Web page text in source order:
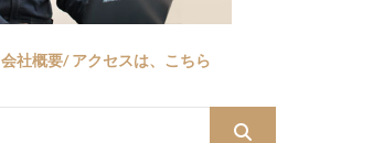
会社概要/ アクセスは、こちら